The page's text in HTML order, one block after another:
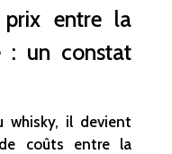
prix entre la
: un constat
whisky, il devient
coûts entre la